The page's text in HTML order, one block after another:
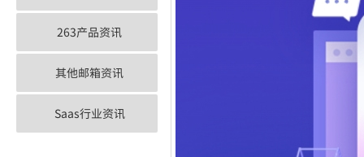
263产品资讯
其他邮箱资讯
Saas行业资讯